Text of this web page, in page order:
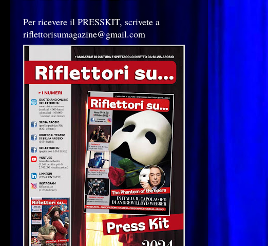
Per ricevere il PRESSKIT, scrivete a
riflettorisumagazine@gmail.com